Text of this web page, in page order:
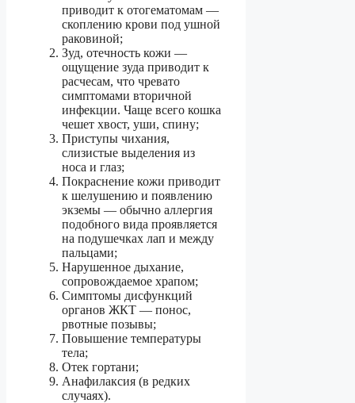
приводит к отогематомам —
скоплению крови под ушной
раковиной;
Зуд, отечность кожи —
ощущение зуда приводит к
расчесам, что чревато
симптомами вторичной
инфекции. Чаще всего кошка
чешет хвост, уши, спину;
Приступы чихания,
слизистые выделения из
носа и глаз;
Покраснение кожи приводит
к шелушению и появлению
экземы — обычно аллергия
подобного вида проявляется
на подушечках лап и между
пальцами;
Нарушенное дыхание,
сопровождаемое храпом;
Симптомы дисфункций
органов ЖКТ — понос,
рвотные позывы;
Повышение температуры
тела;
Отек гортани;
Анафилаксия (в редких
случаях).